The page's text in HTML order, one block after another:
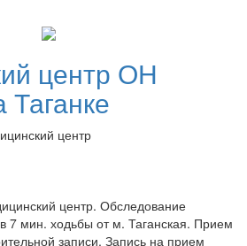
центр ОН
центр
центр. Обследование
7 мин. ходьбы от м. Таганская. Прием
записи. Запись на прием